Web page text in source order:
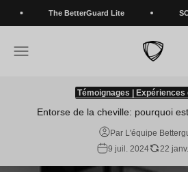
The BetterGuard Lite
Ouvrir la navigation
Témoignages | Expériences
Entorse de la cheville: pourquoi
Par L'équipe
9 juil. 2024
22